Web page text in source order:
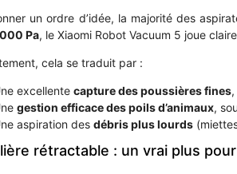
un ordre d’idée, la majorité des
Pa, le Xiaomi Robot Vacuum 5 joue
cela se traduit par :
excellente capture des poussières fines
gestion efficace des poils d’animaux,
aspiration des débris plus lourds
rétractable : un vrai plus